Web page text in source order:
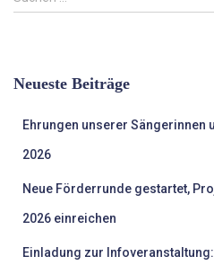
u
n
Neueste Beiträge
Ehrungen unserer Sängerinnen
2026
Neue Förderrunde gestartet,
2026 einreichen
Einladung zur